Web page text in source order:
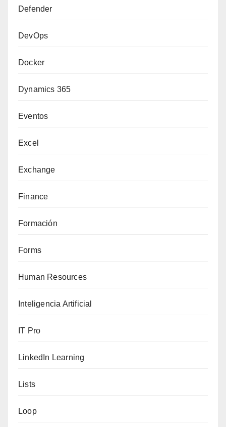
Defender
DevOps
Docker
Dynamics 365
Eventos
Excel
Exchange
Finance
Formación
Forms
Human Resources
Inteligencia Artificial
IT Pro
LinkedIn Learning
Lists
Loop